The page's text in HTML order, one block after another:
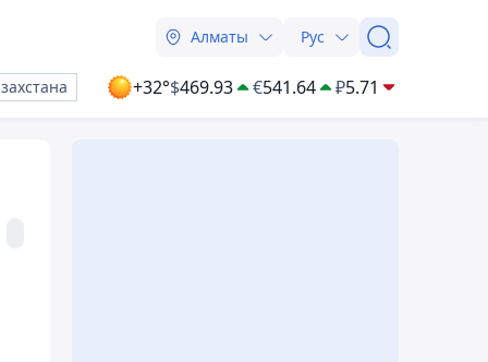
Алматы Рус
+32°$469.93 €541.64 ₽5.71